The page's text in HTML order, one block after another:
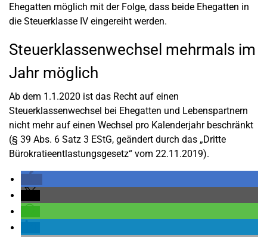
Ehegatten möglich mit der Folge, dass beide Ehegatten in
die Steuerklasse IV eingereiht werden.
Steuerklassenwechsel mehrmals im
Jahr möglich
Ab dem 1.1.2020 ist das Recht auf einen
Steuerklassenwechsel bei Ehegatten und Lebenspartnern
nicht mehr auf einen Wechsel pro Kalenderjahr beschränkt
(§ 39 Abs. 6 Satz 3 EStG, geändert durch das „Dritte
Bürokratieentlastungsgesetz“ vom 22.11.2019).